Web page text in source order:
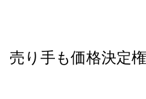
売り手も価格決定